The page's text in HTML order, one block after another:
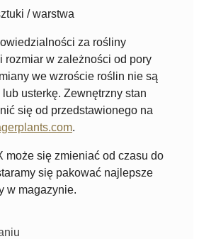
/ warstwa
za rośliny
rozmiar w zależności od pory
we wzroście roślin nie są
usterkę. Zewnętrzny stan
się od przedstawionego na
.
może się zmieniać od czasu do
się pakować najlepsze
w magazynie.